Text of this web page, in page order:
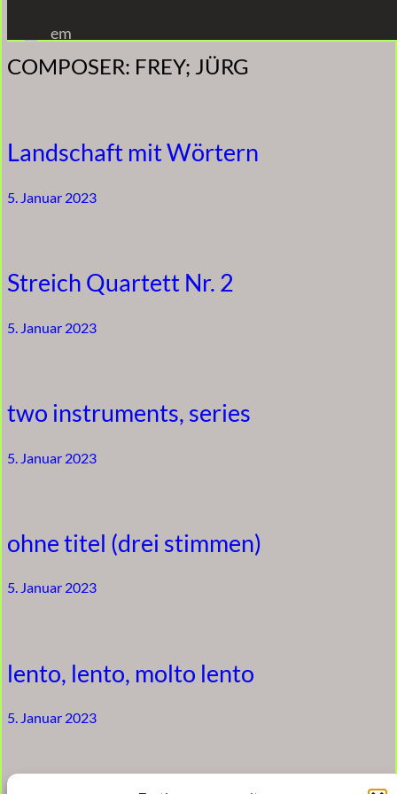
Inhalt
springen
em
COMPOSER: FREY; JÜRG
Landschaft mit Wörtern
5. Januar 2023
Streich Quartett Nr. 2
5. Januar 2023
two instruments, series
5. Januar 2023
ohne titel (drei stimmen)
5. Januar 2023
lento, lento, molto lento
5. Januar 2023